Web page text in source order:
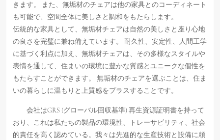
きます。 また、無垢材のチェアは他の家具とのコーディネート
も可能で、空間全体に美しさと調和をもたらします。
伝統的な家具として、無垢材チェアは自然の美しさと座り心地
の良さを完璧に兼ね備えています。 耐久性、安定性、人間工学
に基づく利点に加え、無垢材チェアは、その多様なスタイルや
表情を通して、住まいの環境に豊かな質感とユニークな個性を
もたらすことができます。 無垢材のチェアを選ぶことは、住ま
いの暮らしに温もりと上質感をプラスすることです。
会社はGRS (グローバル回収基準) 再生資源証明書を持って
おり、これは私たちの製品の環境性、トレーサビリティ、社会
的責任を高く認めている。我々は先進的な生産技術と設備に頼